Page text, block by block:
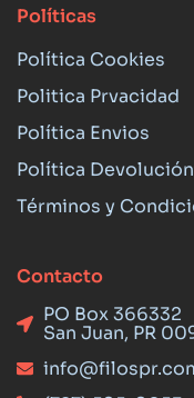
Políticas
Política Cookies
Politica Prvacidad
Política Envios
Política Devolución
Términos y
Contacto
PO Box 366332
San Juan, PR